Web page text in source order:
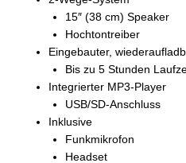
15″ (38 cm) Speaker
Hochtontreiber
Eingebauter,
Bis zu 5 Stunden
Integrierter MP3-Player
USB/SD-Anschluss
Inklusive
Funkmikrofon
Headset